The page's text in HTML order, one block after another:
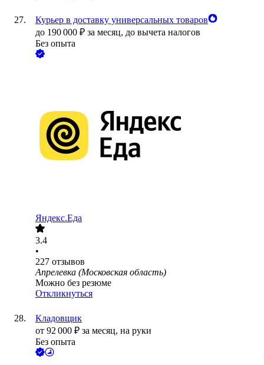
Курьер в доставку универсальных товаров
до 190 000 ₽ за месяц, до вычета налогов
Без опыта
Яндекс.Еда
3.4
•
227 отзывов
Апрелевка (Московская область)
Можно без резюме
Откликнуться
Кладовщик
от 92 000 ₽ за месяц, на руки
Без опыта